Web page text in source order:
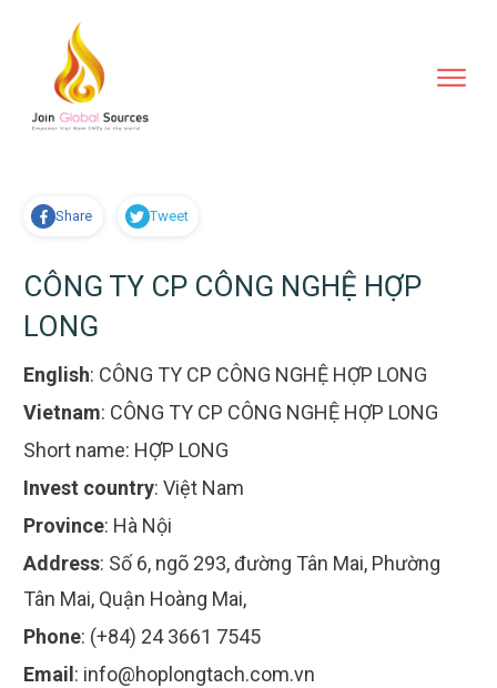
Share Tweet
CÔNG TY CP CÔNG NGHỆ HỢP
LONG
English: CÔNG TY CP CÔNG NGHỆ HỢP LONG
Vietnam: CÔNG TY CP CÔNG NGHỆ HỢP LONG
Short name: HỢP LONG
Invest country: Việt Nam
Province: Hà Nội
Address: Số 6, ngõ 293, đường Tân Mai, Phường
Tân Mai, Quận Hoàng Mai,
Phone: (+84) 24 3661 7545
Email : info@hoplongtach.com.vn